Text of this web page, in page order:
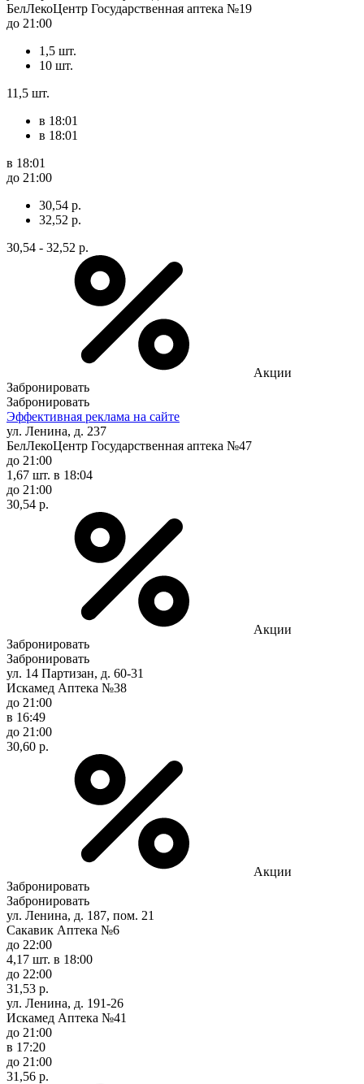
БелЛекоЦентр Государственная аптека №19
до 21:00
1,5 шт.
10 шт.
11,5 шт.
в 18:01
в 18:01
в 18:01
до 21:00
30,54 р.
32,52 р.
30,54 - 32,52 р.
Акции
Забронировать
Забронировать
Эффективная реклама на сайте
ул. Ленина, д. 237
БелЛекоЦентр Государственная аптека №47
до 21:00
1,67 шт. в 18:04
до 21:00
30,54 р.
Акции
Забронировать
Забронировать
ул. 14 Партизан, д. 60-31
Искамед Аптека №38
до 21:00
в 16:49
до 21:00
30,60 р.
Акции
Забронировать
Забронировать
ул. Ленина, д. 187, пом. 21
Сакавик Аптека №6
до 22:00
4,17 шт. в 18:00
до 22:00
31,53 р.
ул. Ленина, д. 191-26
Искамед Аптека №41
до 21:00
в 17:20
до 21:00
31,56 р.